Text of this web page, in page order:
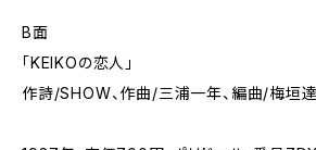
B面
「KEIKOの恋人」
作詩/SHOW、作曲/三浦一年、編曲/梅垣